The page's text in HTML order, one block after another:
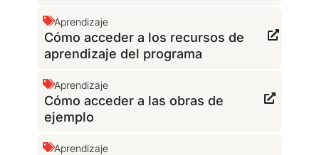
Aprendizaje
Cómo acceder a los recursos de
aprendizaje del programa
Aprendizaje
Cómo acceder a las obras de
ejemplo
Aprendizaje